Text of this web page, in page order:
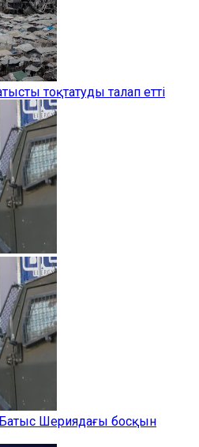
тоқтатуды талап етті
Шериядағы босқын